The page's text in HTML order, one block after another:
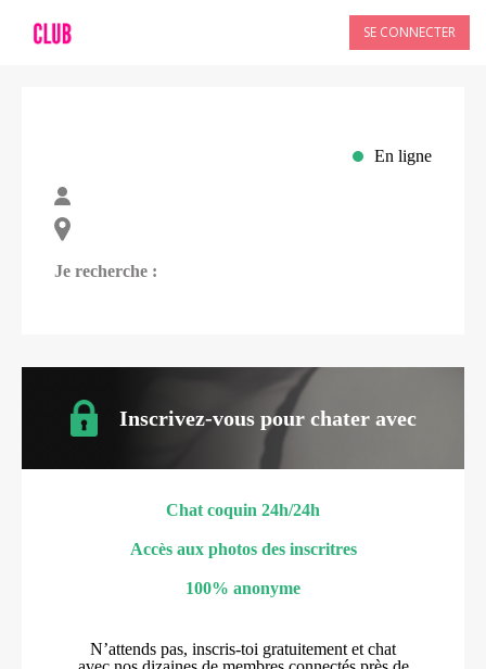
SE CONNECTER
En ligne
Je recherche :
Inscrivez-vous pour chater avec
Chat coquin 24h/24h
Accès aux photos des inscritres
100% anonyme
N’attends pas, inscris-toi gratuitement et chat